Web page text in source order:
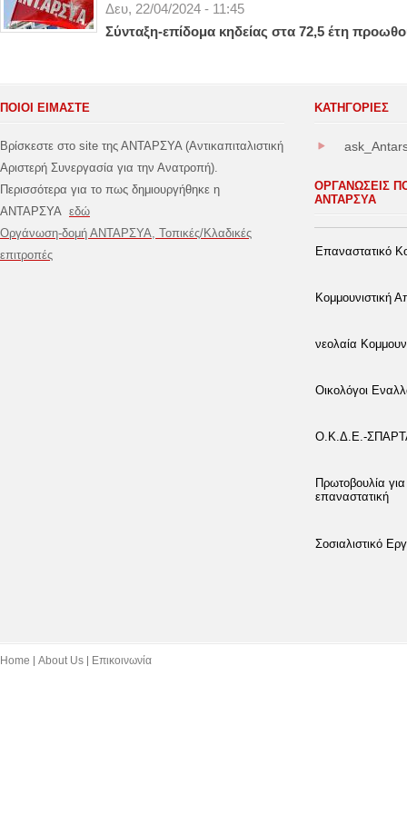
Δευ, 22/04/2024 - 11:45
Σύνταξη-επίδομα κηδείας στα 72,5 έτη
ΠΟΙΟΙ ΕΙΜΑΣΤΕ
Βρίσκεστε στο site της ΑΝΤΑΡΣΥΑ (Αντικαπιταλιστική
Αριστερή Συνεργασία για την Ανατροπή).
Περισσότερα για το πως δημιουργήθηκε η
ΑΝΤΑΡΣΥΑ εδώ
Οργάνωση-δομή ΑΝΤΑΡΣΥΑ, Τοπικές/Κλαδικές
επιτροπές
ΚΑΤΗΓΟΡΊΕΣ
ΟΡΓΑΝΩΣΕΙΣ
ΑΝΤΑΡΣΥΑ
Επαναστατικό
Κομμουνιστική
νεολαία
Οικολόγοι
Ο.Κ.Δ.Ε.-
Πρωτοβουλία
επαναστατική
Σοσιαλιστικό
Home About Us Επικοινωνία